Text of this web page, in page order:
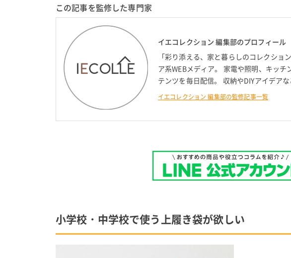
この記事を監修した専門家
イエコレクション 編集部のプロフィール
「彩り添える、家と暮らしのコレクシ
ア系WEBメディア。 家電や照明、キッ
テンツを毎日配信。 収納やDIYアイデア
イエコレクション 編集部の監修記事一覧
小学校・中学校で使う上履き袋が欲しい